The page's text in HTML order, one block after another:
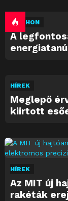
OTTHON
A
HÍREK
Meglepő
kiirtott
HÍREK
Az MIT új
rakéták